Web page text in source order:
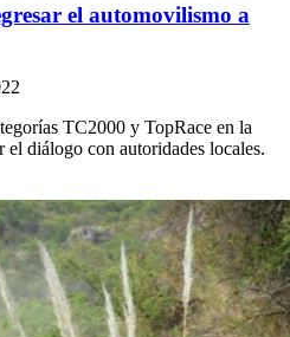
el automovilismo a
TC2000 y TopRace en la
el diálogo con autoridades locales.